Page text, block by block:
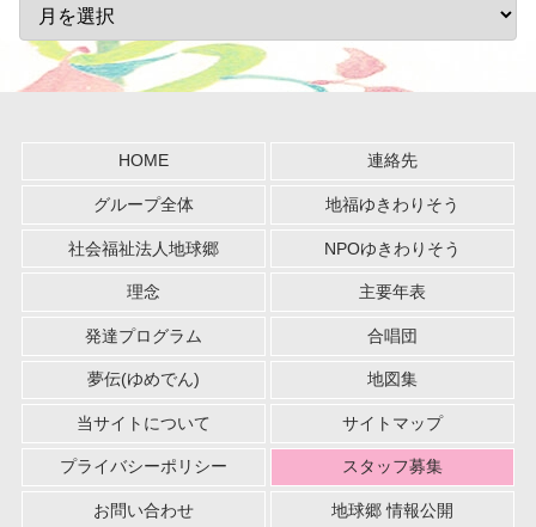
HOME 連絡先
グループ全体 地福ゆきわりそう
社会福祉法人地球郷 NPOゆきわりそう
理念 主要年表
発達プログラム 合唱団
夢伝(ゆめでん) 地図集
当サイトについて サイトマップ
プライバシーポリシー スタッフ募集
お問い合わせ 地球郷 情報公開